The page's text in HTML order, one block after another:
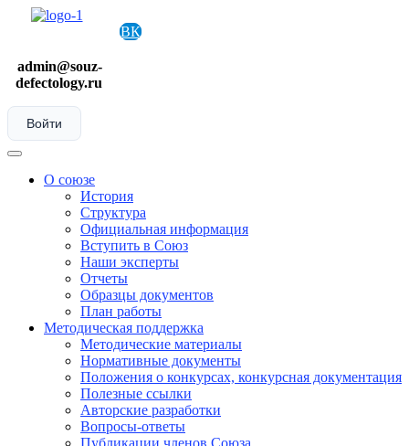
Skip
ВК
admin@souz-
defectology.ru
Войти
Menu
О союзе
История
Структура
Официальная информация
Вступить в Союз
Наши эксперты
Отчеты
Образцы документов
План работы
Методическая поддержка
Методические материалы
Нормативные документы
Положения о конкурсах, конкурсная документация
Полезные ссылки
Авторские разработки
Вопросы-ответы
Публикации членов Союза